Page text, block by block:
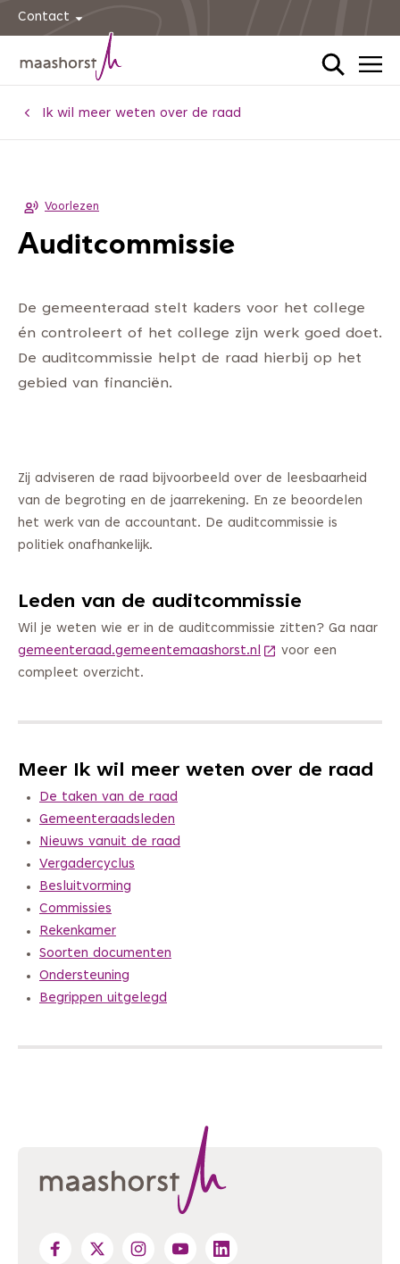
Contact
HomeIk wil meer weten over de raad
Voorlezen
Auditcommissie
De gemeenteraad stelt kaders voor het college
én controleert of het college zijn werk goed doet.
De auditcommissie helpt de raad hierbij op het
gebied van financiën.
Zij adviseren de raad bijvoorbeeld over de leesbaarheid
van de begroting en de jaarrekening. En ze beoordelen
het werk van de accountant. De auditcommissie is
politiek onafhankelijk.
Leden van de auditcommissie
Wil je weten wie er in de auditcommissie zitten? Ga naar
gemeenteraad.gemeentemaashorst.nl (Deze link gaat naar
voor een
compleet overzicht.
Meer Ik wil meer weten over de raad
De taken van de raad
Gemeenteraadsleden
Nieuws vanuit de raad
Vergadercyclus
Besluitvorming
Commissies
Rekenkamer
Soorten documenten
Ondersteuning
Begrippen uitgelegd